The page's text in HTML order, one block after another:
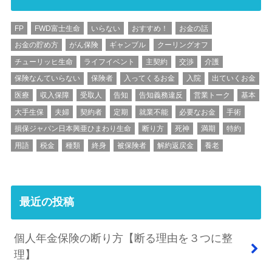
FP FWD富士生命 いらない おすすめ！
お金の話
お金の貯め方
がん保険 ギャンブル
クーリングオフ
チューリッヒ生命
ライフイベント 主契約 交渉
介護
保険なんていらない
保険者 入ってくるお金 入院
出ていくお金
医療
収入保障 受取人 告知 告知義務違反 営業トーク
基本
大手生保
夫婦 契約者 定期 就業不能 必要なお金
手術
損保ジャパン日本興亜ひまわり生命
断り方 死神 満期
特約
用語
税金 種類 終身 被保険者 解約返戻金 養老
最近の投稿
個人年金保険の断り方【断る理由を３つに整
理】